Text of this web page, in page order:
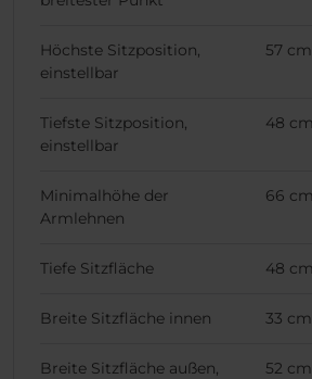
Höchste Sitzposition,
einstellbar
57 cm
Tiefste Sitzposition,
einstellbar
48 cm
Minimalhöhe der
Armlehnen
66 cm
Tiefe Sitzfläche 48 cm
Breite Sitzfläche innen 33 cm
Breite Sitzfläche außen,
52 cm